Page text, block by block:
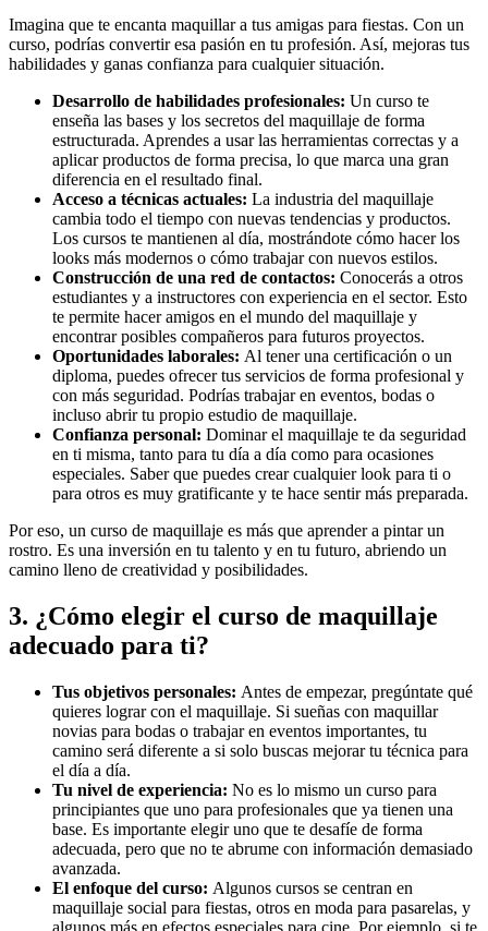
Imagina que te encanta maquillar a tus amigas para fiestas. Con un
curso, podrías convertir esa pasión en tu profesión. Así, mejoras tus
habilidades y ganas confianza para cualquier situación.
Desarrollo de habilidades profesionales: Un curso te
enseña las bases y los secretos del maquillaje de forma
estructurada. Aprendes a usar las herramientas correctas y a
aplicar productos de forma precisa, lo que marca una gran
diferencia en el resultado final.
Acceso a técnicas actuales: La industria del maquillaje
cambia todo el tiempo con nuevas tendencias y productos.
Los cursos te mantienen al día, mostrándote cómo hacer los
looks más modernos o cómo trabajar con nuevos estilos.
Construcción de una red de contactos: Conocerás a otros
estudiantes y a instructores con experiencia en el sector. Esto
te permite hacer amigos en el mundo del maquillaje y
encontrar posibles compañeros para futuros proyectos.
Oportunidades laborales: Al tener una certificación o un
diploma, puedes ofrecer tus servicios de forma profesional y
con más seguridad. Podrías trabajar en eventos, bodas o
incluso abrir tu propio estudio de maquillaje.
Confianza personal: Dominar el maquillaje te da seguridad
en ti misma, tanto para tu día a día como para ocasiones
especiales. Saber que puedes crear cualquier look para ti o
para otros es muy gratificante y te hace sentir más preparada.
Por eso, un curso de maquillaje es más que aprender a pintar un
rostro. Es una inversión en tu talento y en tu futuro, abriendo un
camino lleno de creatividad y posibilidades.
3. ¿Cómo elegir el curso de maquillaje
adecuado para ti?
Tus objetivos personales: Antes de empezar, pregúntate qué
quieres lograr con el maquillaje. Si sueñas con maquillar
novias para bodas o trabajar en eventos importantes, tu
camino será diferente a si solo buscas mejorar tu técnica para
el día a día.
Tu nivel de experiencia: No es lo mismo un curso para
principiantes que uno para profesionales que ya tienen una
base. Es importante elegir uno que te desafíe de forma
adecuada, pero que no te abrume con información demasiado
avanzada.
El enfoque del curso: Algunos cursos se centran en
maquillaje social para fiestas, otros en moda para pasarelas, y